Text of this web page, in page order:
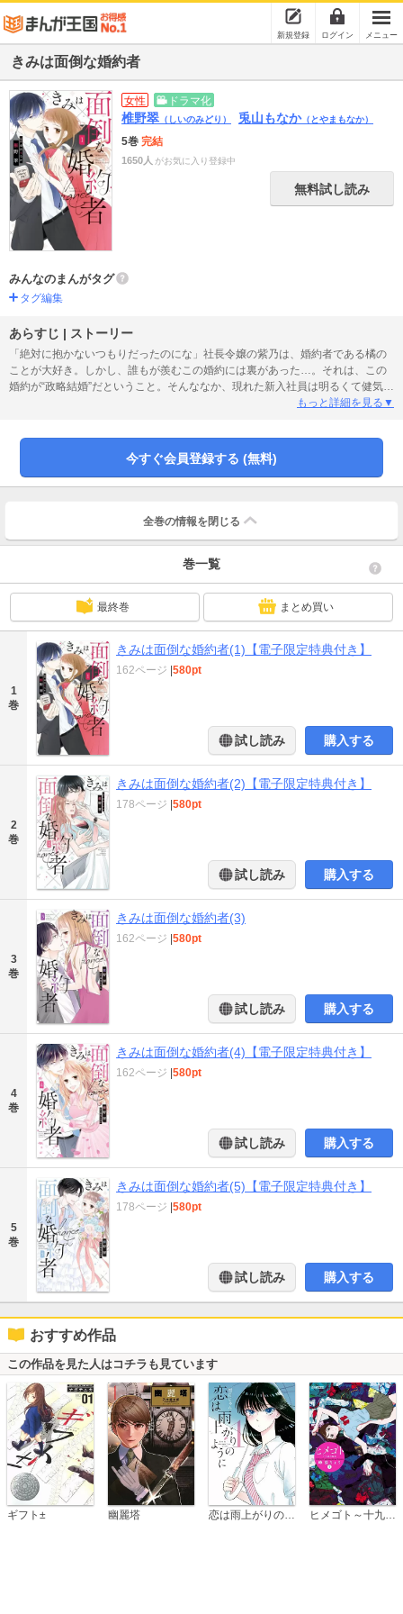
新規登録 ログイン メニュー
きみは面倒な婚約者
女性 ドラマ化
椎野翠 （しいのみどり） 兎山もなか（とやまもなか）
5巻 完結
1650人 がお気に入り登録中
無料試し読み
みんなのまんがタグ
タグ編集
あらすじ | ストーリー
「絶対に抱かないつもりだったのにな」社長令嬢の紫乃は、婚約者である橘の
ことが大好き。しかし、誰もが羨むこの婚約には裏があった…。それは、この
婚約が“政略結婚”だということ。そんななか、現れた新入社員は明るくて健気
で、まさに正統派ヒロイン！ もしや私はヒロインじゃなくて、ふたりの恋の
るかも!?（このコミックスにはLove Jossie Vol.25・27・33に掲載された
story01-03を加筆修正して収録しています。）
もっと詳細を見る▼
今すぐ会員登録する (無料)
全巻の情報を 閉じる
巻一覧
最終巻 まとめ買い
1
巻
きみは面倒な婚約者(1)【電子限定特典付き】
162ページ 580pt
試し読み 購入する
2
巻
きみは面倒な婚約者(2)【電子限定特典付き】
178ページ 580pt
試し読み 購入する
3
巻
きみは面倒な婚約者(3)
162ページ 580pt
試し読み 購入する
4
巻
きみは面倒な婚約者(4)【電子限定特典付き】
162ページ 580pt
試し読み 購入する
5
巻
きみは面倒な婚約者(5)【電子限定特典付き】
178ページ 580pt
試し読み 購入する
おすすめ作品
この作品を見た人はコチラも見ています
ギフト± 幽麗塔 恋は雨上がりのように ヒメゴト～十九歳の制服～